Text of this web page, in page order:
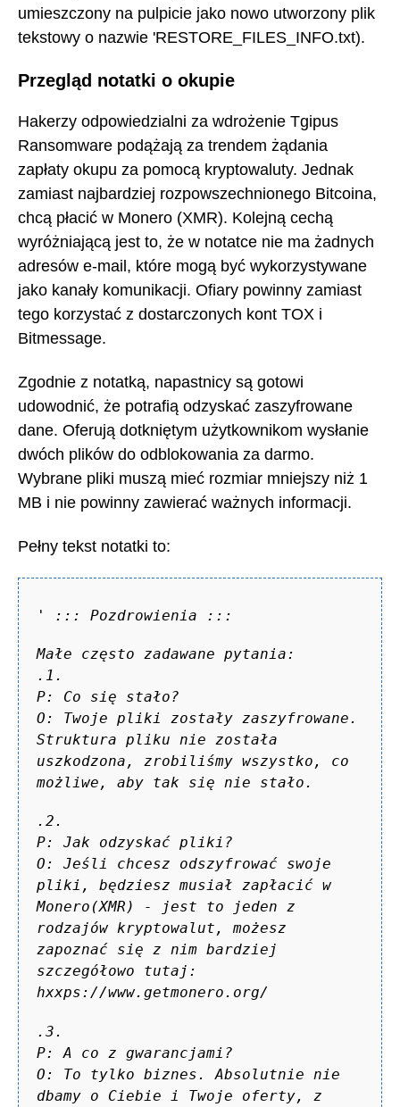
umieszczony na pulpicie jako nowo utworzony plik
tekstowy o nazwie 'RESTORE_FILES_INFO.txt).
Przegląd notatki o okupie
Hakerzy odpowiedzialni za wdrożenie Tgipus
Ransomware podążają za trendem żądania
zapłaty okupu za pomocą kryptowaluty. Jednak
zamiast najbardziej rozpowszechnionego Bitcoina,
chcą płacić w Monero (XMR). Kolejną cechą
wyróżniającą jest to, że w notatce nie ma żadnych
adresów e-mail, które mogą być wykorzystywane
jako kanały komunikacji. Ofiary powinny zamiast
tego korzystać z dostarczonych kont TOX i
Bitmessage.
Zgodnie z notatką, napastnicy są gotowi
udowodnić, że potrafią odzyskać zaszyfrowane
dane. Oferują dotkniętym użytkownikom wysłanie
dwóch plików do odblokowania za darmo.
Wybrane pliki muszą mieć rozmiar mniejszy niż 1
MB i nie powinny zawierać ważnych informacji.
Pełny tekst notatki to:
' ::: Pozdrowienia :::
Małe często zadawane pytania:
.1.
P: Co się stało?
O: Twoje pliki zostały zaszyfrowane.
Struktura pliku nie została
uszkodzona, zrobiliśmy wszystko, co
możliwe, aby tak się nie stało.
.2.
P: Jak odzyskać pliki?
O: Jeśli chcesz odszyfrować swoje
pliki, będziesz musiał zapłacić w
Monero(XMR) - jest to jeden z
rodzajów kryptowalut, możesz
zapoznać się z nim bardziej
szczegółowo tutaj:
hxxps://www.getmonero.org/
.3.
P: A co z gwarancjami?
O: To tylko biznes. Absolutnie nie
dbamy o Ciebie i Twoje oferty, z